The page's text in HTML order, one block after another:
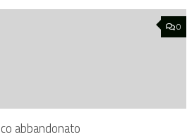
0
abbandonato